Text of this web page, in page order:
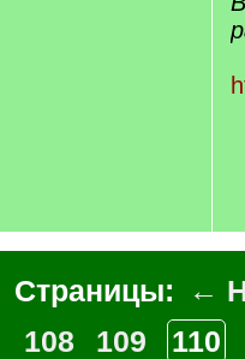
Страницы: ←
108
109 110